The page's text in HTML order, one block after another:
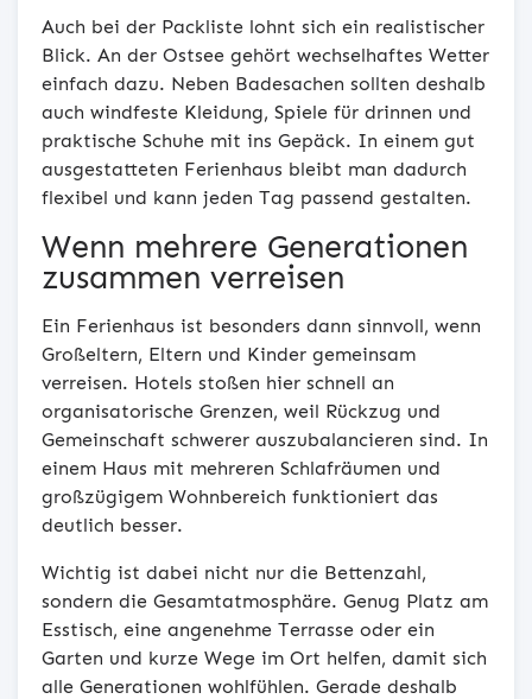
Auch bei der Packliste lohnt sich ein realistischer
Blick. An der Ostsee gehört wechselhaftes Wetter
einfach dazu. Neben Badesachen sollten deshalb
auch windfeste Kleidung, Spiele für drinnen und
praktische Schuhe mit ins Gepäck. In einem gut
ausgestatteten Ferienhaus bleibt man dadurch
flexibel und kann jeden Tag passend gestalten.
Wenn mehrere Generationen
zusammen verreisen
Ein Ferienhaus ist besonders dann sinnvoll, wenn
Großeltern, Eltern und Kinder gemeinsam
verreisen. Hotels stoßen hier schnell an
organisatorische Grenzen, weil Rückzug und
Gemeinschaft schwerer auszubalancieren sind. In
einem Haus mit mehreren Schlafräumen und
großzügigem Wohnbereich funktioniert das
deutlich besser.
Wichtig ist dabei nicht nur die Bettenzahl,
sondern die Gesamtatmosphäre. Genug Platz am
Esstisch, eine angenehme Terrasse oder ein
Garten und kurze Wege im Ort helfen, damit sich
alle Generationen wohlfühlen. Gerade deshalb